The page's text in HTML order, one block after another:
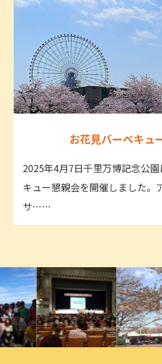
お花見バーベキュ
2025年4月7日千里万博記念公
キュー懇親会を開催しました。
サ……